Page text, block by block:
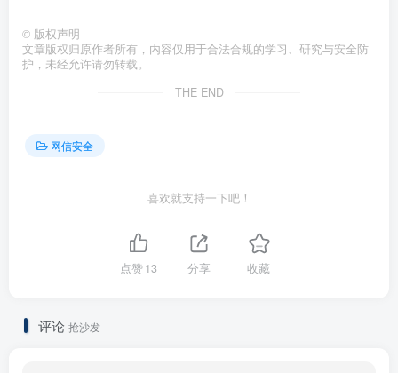
hacked
如果二次生成有效负载有问题，请删除H4vdo_debug并
© 版权声明
文章版权归原作者所有，内容仅用于合法合规的学习、研究与安全防
护，未经允许请勿转载。
THE END
网信安全
喜欢就支持一下吧！
点赞13 分享 收藏
评论 抢沙发